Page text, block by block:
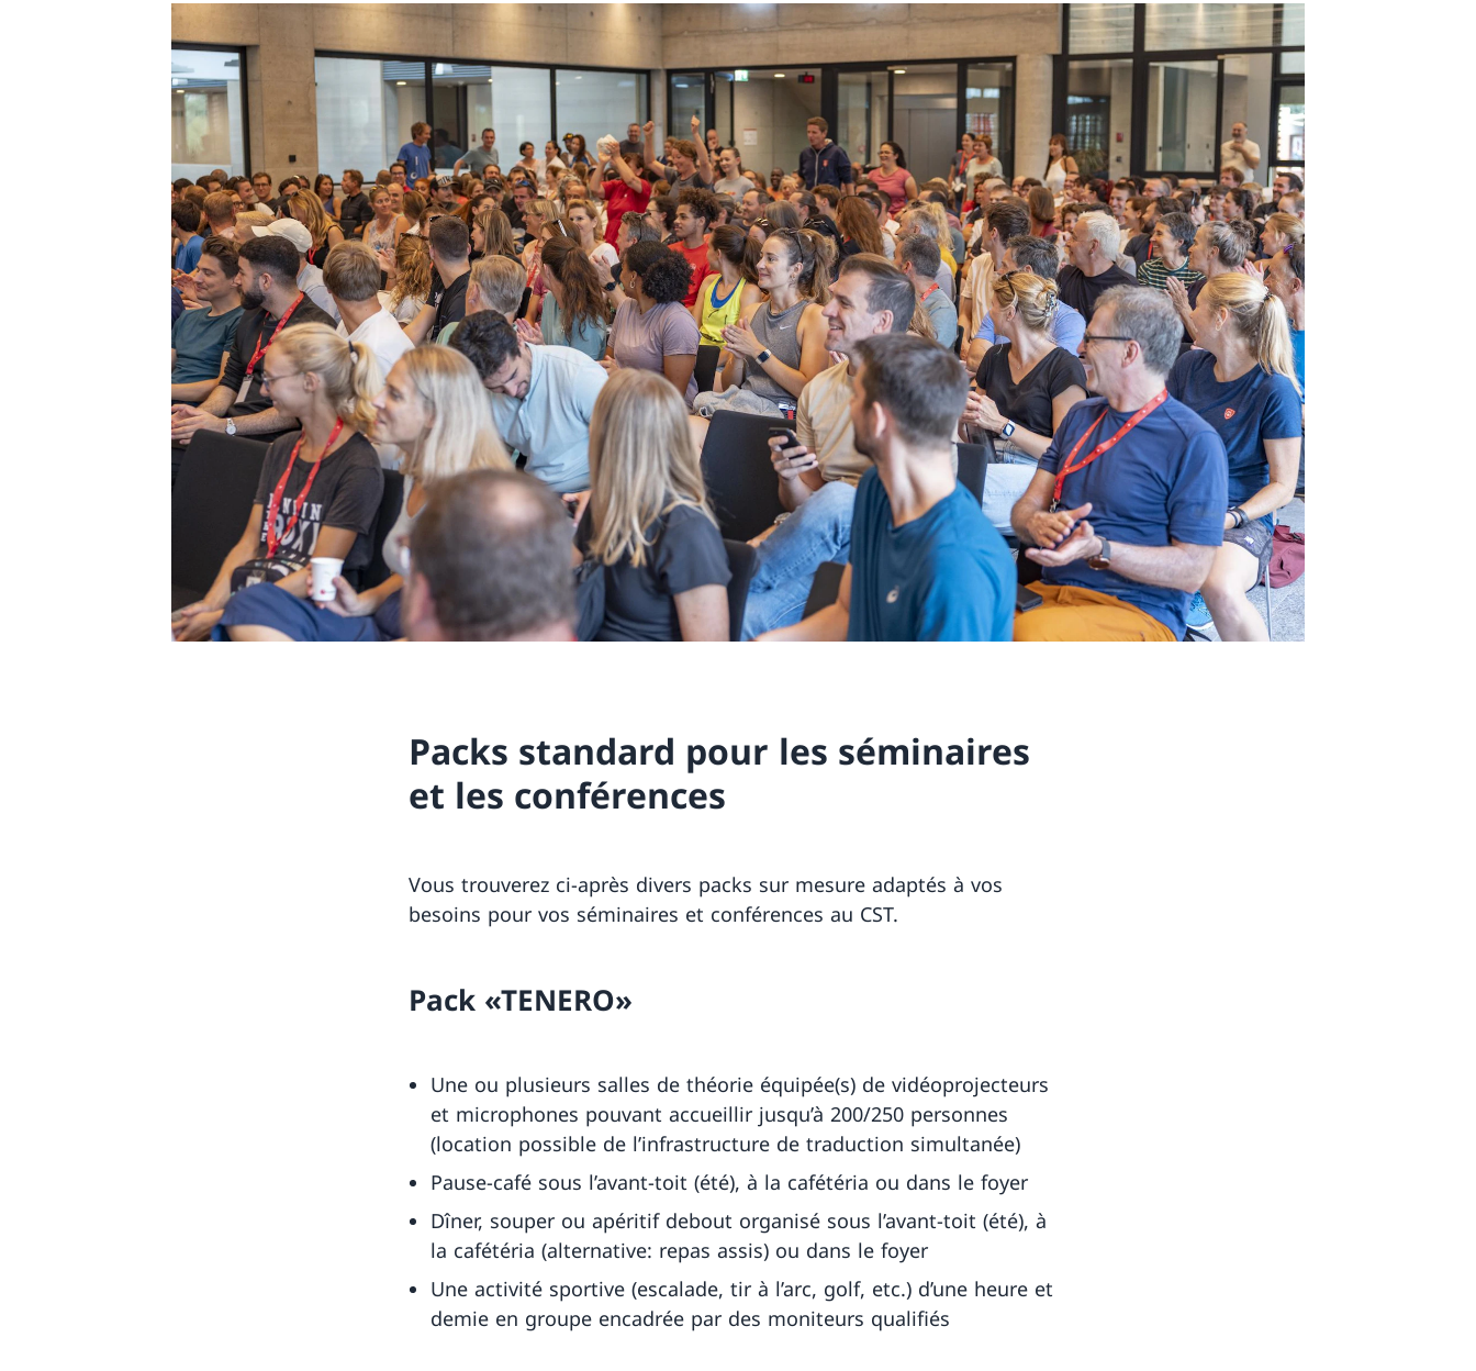
Packs standard pour les séminaires
et les conférences
Vous trouverez ci-après divers packs sur mesure adaptés à vos
besoins pour vos séminaires et conférences au CST.
Pack «TENERO»
Une ou plusieurs salles de théorie équipée(s) de vidéoprojecteurs
et microphones pouvant accueillir jusqu’à 200/250 personnes
(location possible de l’infrastructure de traduction simultanée)
Pause-café sous l’avant-toit (été), à la cafétéria ou dans le foyer
Dîner, souper ou apéritif debout organisé sous l’avant-toit (été), à
la cafétéria (alternative: repas assis) ou dans le foyer
Une activité sportive (escalade, tir à l’arc, golf, etc.) d’une heure et
demie en groupe encadrée par des moniteurs qualifiés